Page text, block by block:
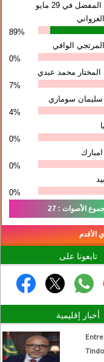
في 29 مايو
89%
الوافي
0%
محمد عبدي
7%
سلیمان سوماري
4%
0%
0%
0%
الأصوات : 27
الأقدم
تابعونا على
أخبار إقليمية